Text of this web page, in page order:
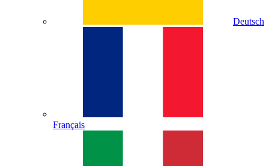
Deutsch
Français